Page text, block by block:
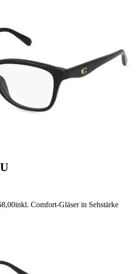
inkl. Comfort-Gläser in Sehstärke